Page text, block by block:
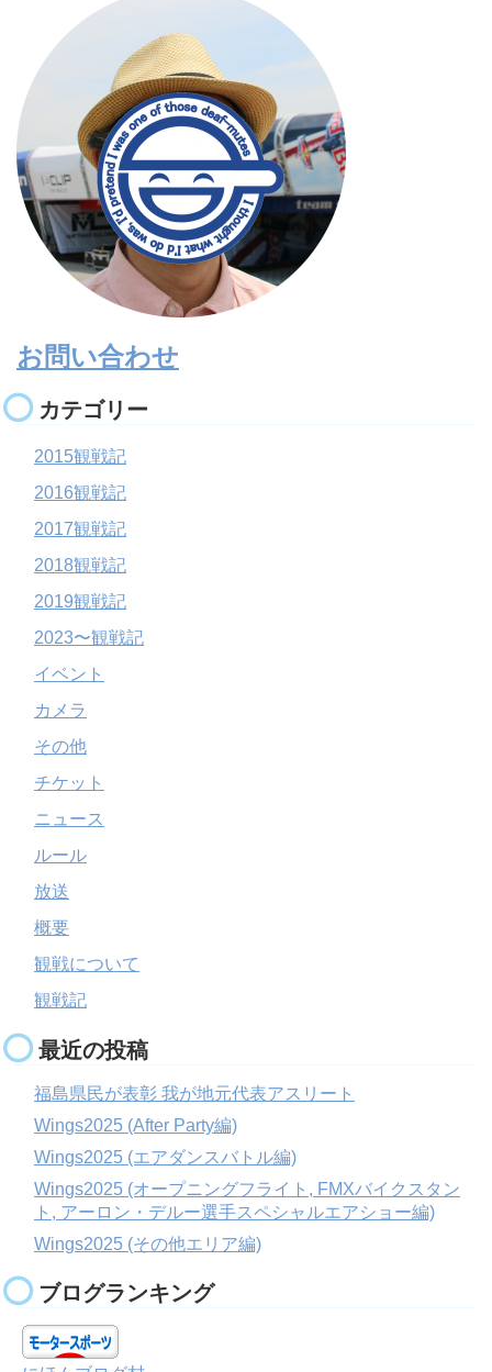
お問い合わせ
カテゴリー
2015観戦記
2016観戦記
2017観戦記
2018観戦記
2019観戦記
2023〜観戦記
イベント
カメラ
その他
チケット
ニュース
ルール
放送
概要
観戦について
観戦記
最近の投稿
福島県民が表彰 我が地元代表アスリート
Wings2025 (After Party編)
Wings2025 (エアダンスバトル編)
Wings2025 (オープニングフライト, FMXバイクスタン
ト, アーロン・デルー選手スペシャルエアショー編)
Wings2025 (その他エリア編)
ブログランキング